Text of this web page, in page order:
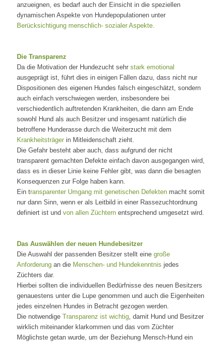
anzueignen, es bedarf auch der Einsicht in die speziellen
dynamischen Aspekte von Hundepopulationen unter
Berücksichtigung menschlich- sozialer Aspekte.
Die Transparenz
Da die Motivation der Hundezucht sehrstark emotional
ausgeprägt ist, führt dies in einigen Fällen dazu, dass nicht nur
Dispositionen des eigenen Hundes falsch eingeschätzt, sondern
auch einfach verschwiegen werden, insbesondere bei
verschiedentlich auftretenden Krankheiten, die dann am Ende
sowohl Hund als auch Besitzer und insgesamt natürlich die
betroffene Hunderasse durch die Weiterzucht mit dem
Krankheitsträgerin Mitleidenschaft zieht.
Die Gefahr besteht aber auch, dass aufgrund der nicht
transparent gemachten Defekte einfach davon ausgegangen wird,
dass es in dieser Linie keine Fehler gibt, was dann die besagten
Konsequenzen zur Folge haben kann.
Ein transparenter Umgang mit genetischen Defektenmacht somit
nur dann Sinn, wenn er als Leitbild in einer Rassezuchtordnung
definiert ist und von allen Züchternentsprechend umgesetzt wird.
Das Auswählen der neuen Hundebesitzer
Die Auswahl der passenden Besitzer stellt eine große
Anforderungan die Menschen- und Hundekenntnis jedes
Züchters dar.
Hierbei sollten die individuellen Bedürfnisse des neuen Besitzers
genauestens unter die Lupe genommen und auch die Eigenheiten
jedes einzelnen Hundes in Betracht gezogen werden.
Die notwendige Transparenz ist wichtig, damit Hund und Besitzer
wirklich miteinander klarkommen und das vom Züchter
Möglichste getan wurde, um der Beziehung Mensch-Hund ein